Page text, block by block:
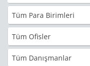
Tüm Para Birimleri
Tüm Ofisler
Tüm Danışmanlar